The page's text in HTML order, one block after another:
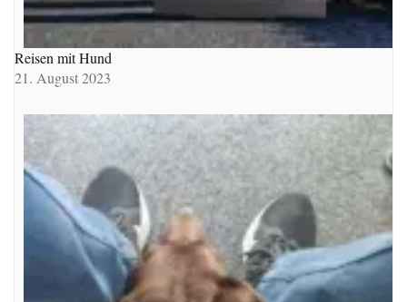
Reisen mit Hund
21. August 2023